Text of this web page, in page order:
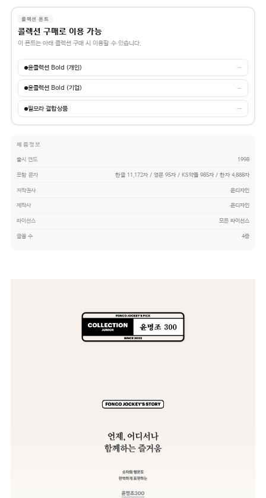
콜렉션 폰트
콜렉션 구매로 이용 가능
이 폰트는 아래 콜렉션 구매 시 이용할 수 있습니다.
윤콜렉션 Bold (개인) →
윤콜렉션 Bold (기업) →
필모라 결합상품 →
제품정보
출시 연도 1998
포함 문자 한글 11,172자 / 영문 95자 / KS약물 985자 / 한자 4,888자
저작권사 윤디자인
제작사 윤디자인
라이선스 모든 라이선스
글꼴 수 4종